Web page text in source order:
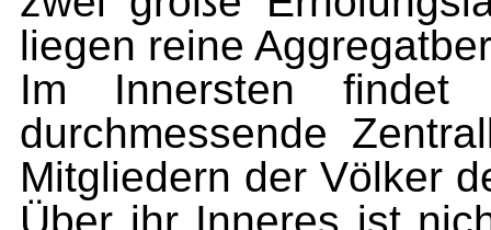
liegen reine
Im Innersten
durchmessende
Mitgliedern der Völker